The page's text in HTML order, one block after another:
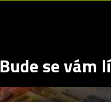
Bude se vám